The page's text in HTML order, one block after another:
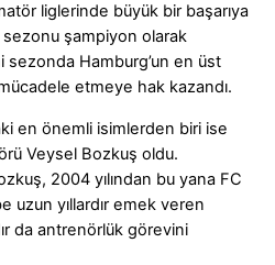
liglerinde büyük bir başarıya
şampiyon olarak
sezonda Hamburg’un en üst
etmeye hak kazandı.
en önemli isimlerden biri ise
Veysel Bozkuş oldu.
2004 yılından bu yana FC
uzun yıllardır emek veren
da antrenörlük görevini